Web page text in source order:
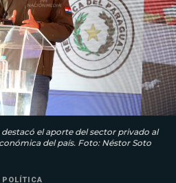
el aporte del sector privado al
del país. Foto: Néstor Soto
POLÍTICA